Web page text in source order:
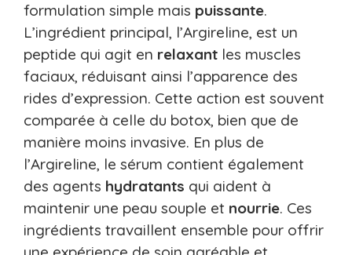
formulation simple mais puissante.
L’ingrédient principal, l’Argireline, est un
peptide qui agit en relaxant les muscles
faciaux, réduisant ainsi l’apparence des
rides d’expression. Cette action est souvent
comparée à celle du botox, bien que de
manière moins invasive. En plus de
l’Argireline, le sérum contient également
des agents hydratants qui aident à
maintenir une peau souple et nourrie. Ces
ingrédients travaillent ensemble pour offrir